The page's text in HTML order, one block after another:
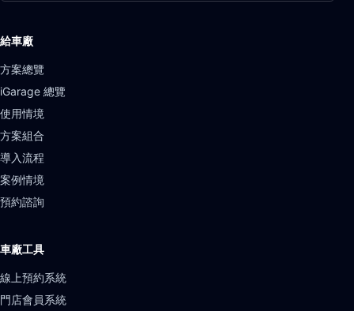
給車廠
方案總覽
iGarage 總覽
使用情境
方案組合
導入流程
案例情境
預約諮詢
車廠工具
線上預約系統
門店會員系統